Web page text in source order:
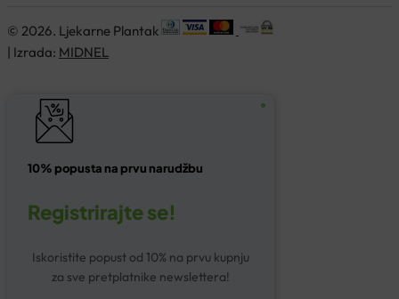
© 2026. Ljekarne Plantak
| Izrada: MIDNEL
10% popusta na prvu narudžbu
Registrirajte se!
Iskoristite popust od 10% na prvu kupnju
za sve pretplatnike newslettera!